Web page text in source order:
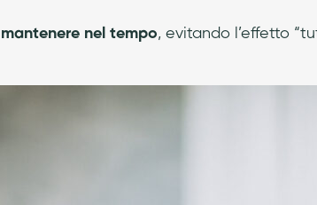
nel tempo, evitando l’effetto